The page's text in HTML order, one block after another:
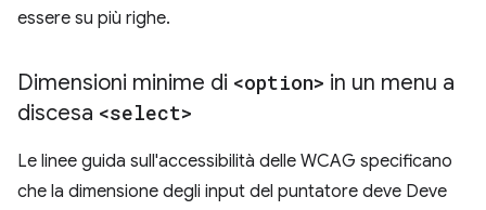
essere su più righe.
Dimensioni minime di <option> in un menu a
discesa <select>
Le linee guida sull'accessibilità delle WCAG specificano
che la dimensione degli input del puntatore deve Deve